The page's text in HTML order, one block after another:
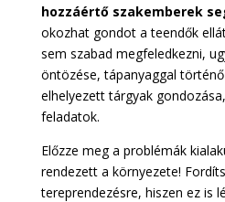
hozzáértő szakemberek
okozhat gondot a teendők
sem szabad megfeledkezni,
öntözése, tápanyaggal
elhelyezett tárgyak
feladatok.
Előzze meg a problémák
rendezett a környezete!
tereprendezésre, hiszen ez is